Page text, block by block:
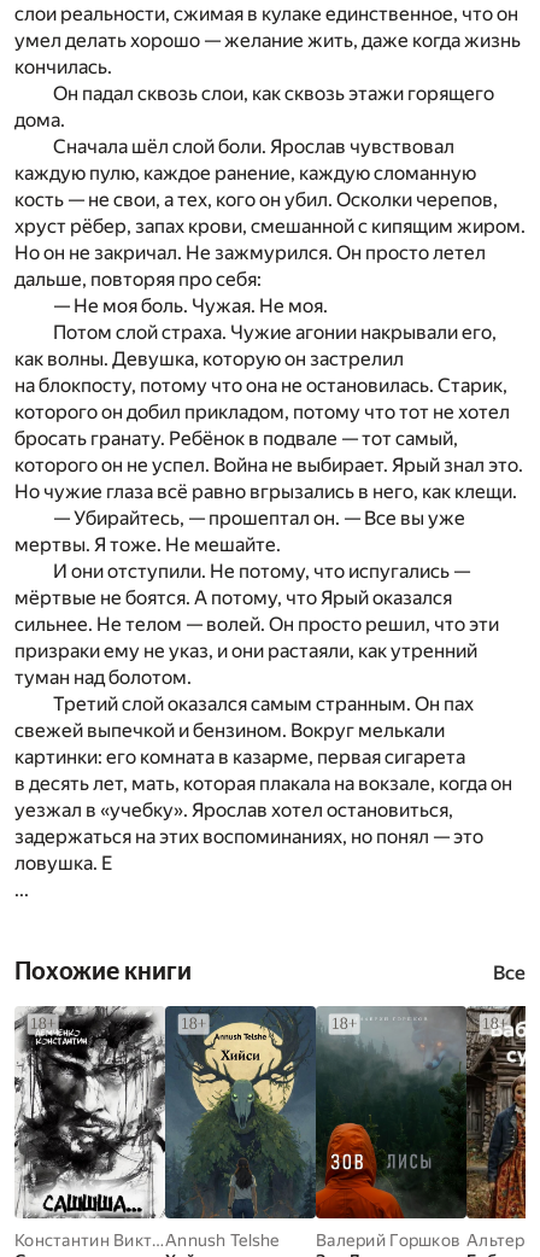
слои реальности, сжимая в кулаке единственное, что он
умел делать хорошо — желание жить, даже когда жизнь
кончилась.
Он падал сквозь слои, как сквозь этажи горящего
дома.
Сначала шёл слой боли. Ярослав чувствовал
каждую пулю, каждое ранение, каждую сломанную
кость — не свои, а тех, кого он убил. Осколки черепов,
хруст рёбер, запах крови, смешанной с кипящим жиром.
Но он не закричал. Не зажмурился. Он просто летел
дальше, повторяя про себя:
— Не моя боль. Чужая. Не моя.
Потом слой страха. Чужие агонии накрывали его,
как волны. Девушка, которую он застрелил
на блокпосту, потому что она не остановилась. Старик,
которого он добил прикладом, потому что тот не хотел
бросать гранату. Ребёнок в подвале — тот самый,
которого он не успел. Война не выбирает. Ярый знал это.
Но чужие глаза всё равно вгрызались в него, как клещи.
— Убирайтесь, — прошептал он. — Все вы уже
мертвы. Я тоже. Не мешайте.
И они отступили. Не потому, что испугались —
мёртвые не боятся. А потому, что Ярый оказался
сильнее. Не телом — волей. Он просто решил, что эти
призраки ему не указ, и они растаяли, как утренний
туман над болотом.
Третий слой оказался самым странным. Он пах
свежей выпечкой и бензином. Вокруг мелькали
картинки: его комната в казарме, первая сигарета
в десять лет, мать, которая плакала на вокзале, когда он
уезжал в «учебку». Ярослав хотел остановиться,
задержаться на этих воспоминаниях, но понял — это
ловушка. Е
...
Похожие книги Все
Константин Викторович ДемченкоAnnush Telshe
Валерий Горшков Альтер